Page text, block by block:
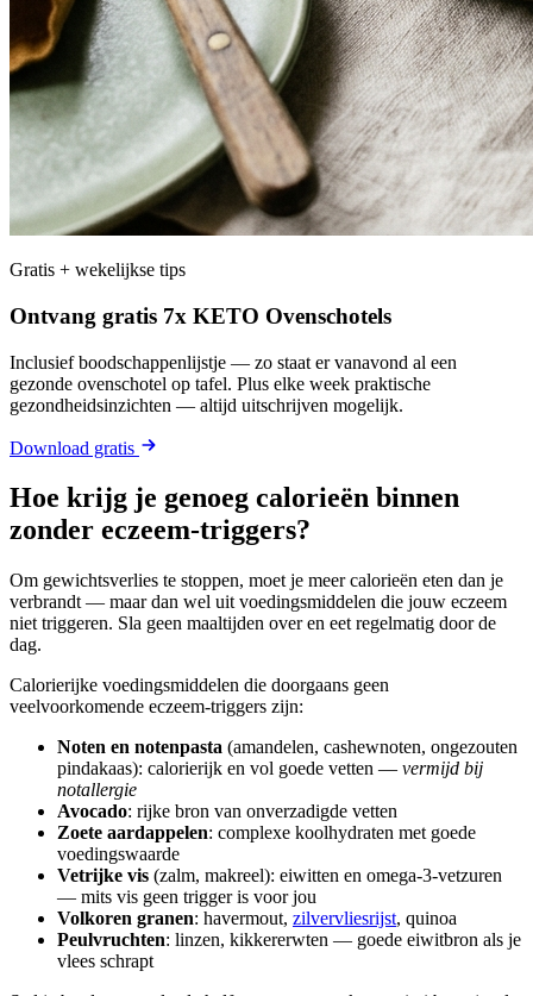
Gratis + wekelijkse tips
Ontvang gratis 7x KETO Ovenschotels
Inclusief boodschappenlijstje — zo staat er vanavond al een
gezonde ovenschotel op tafel. Plus elke week praktische
gezondheidsinzichten — altijd uitschrijven mogelijk.
Download gratis
Hoe krijg je genoeg calorieën binnen
zonder eczeem-triggers?
Om gewichtsverlies te stoppen, moet je meer calorieën eten dan je
verbrandt — maar dan wel uit voedingsmiddelen die jouw eczeem
niet triggeren. Sla geen maaltijden over en eet regelmatig door de
dag.
Calorierijke voedingsmiddelen die doorgaans geen
veelvoorkomende eczeem-triggers zijn:
Noten en notenpasta (amandelen, cashewnoten, ongezouten
pindakaas): calorierijk en vol goede vetten — vermijd bij
notallergie
Avocado: rijke bron van onverzadigde vetten
Zoete aardappelen: complexe koolhydraten met goede
voedingswaarde
Vetrijke vis (zalm, makreel): eiwitten en omega-3-vetzuren
— mits vis geen trigger is voor jou
Volkoren granen: havermout, zilvervliesrijst, quinoa
Peulvruchten: linzen, kikkererwten — goede eiwitbron als je
vlees schrapt